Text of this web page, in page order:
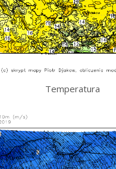
Temperatura